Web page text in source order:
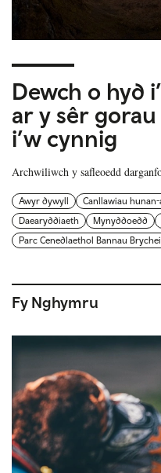
Dewch o hyd
ar y sêr
i’w cynnig
Archwiliwch y safleoedd
Awyr dywyll Canllawiau
Daearyddiaeth
Mynyddoedd
Parc Cenedlaethol Bannau
Fy Nghymru